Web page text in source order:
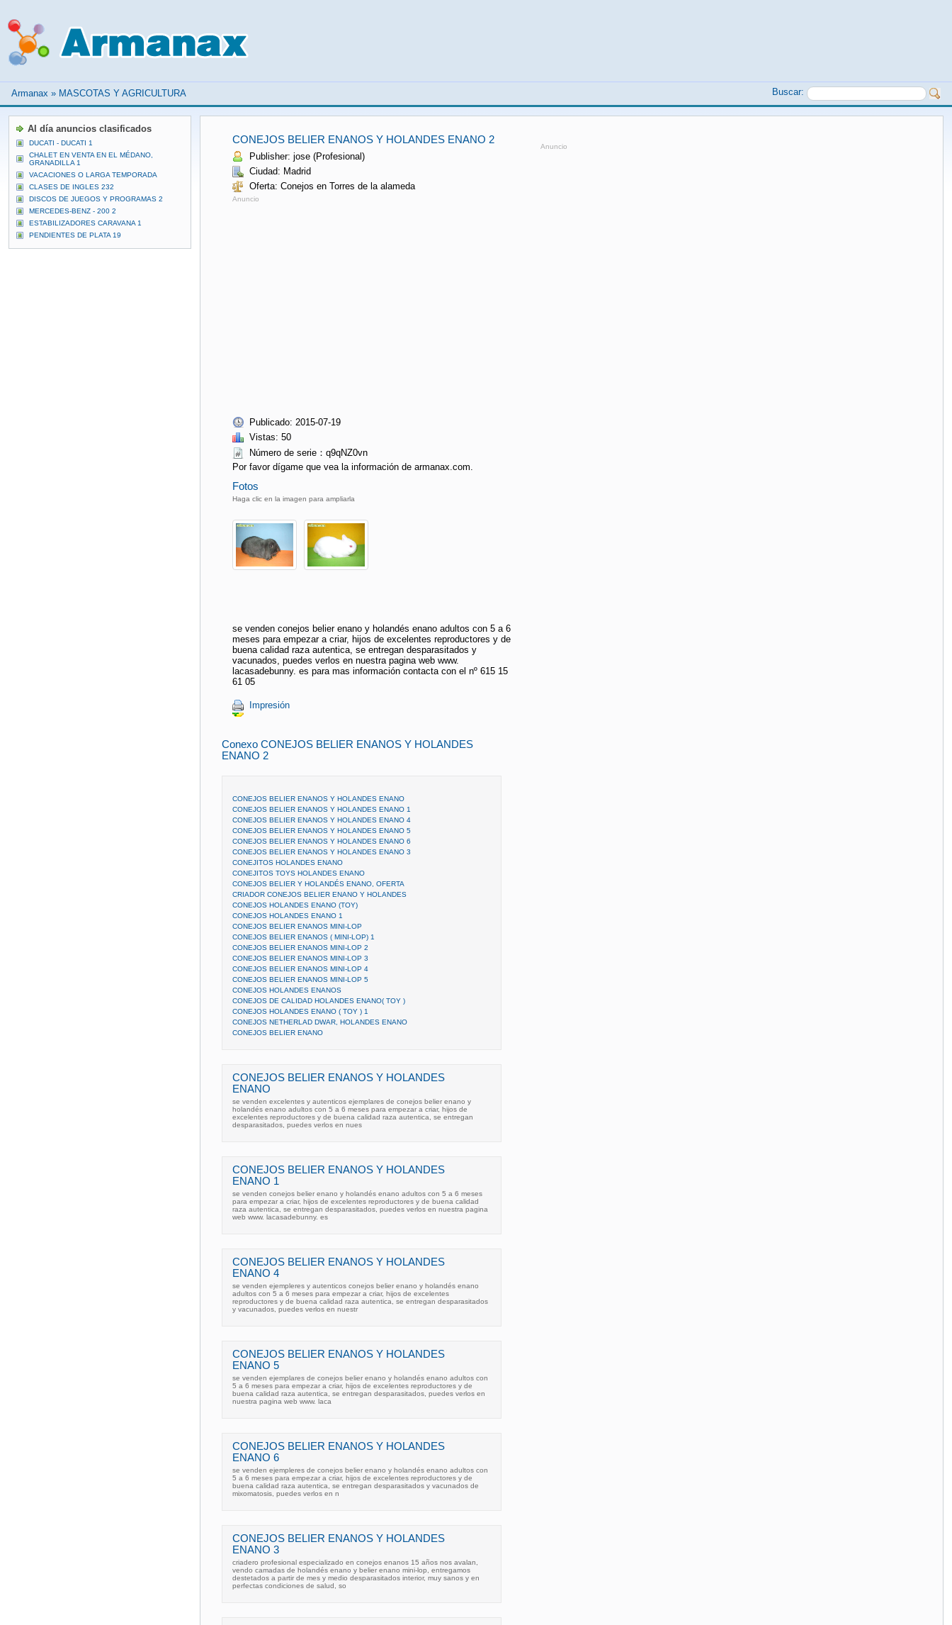
Armanax » MASCOTAS Y AGRICULTURA Buscar:
CONEJOS BELIER ENANOS Y HOLANDES ENANO 2
Publisher: jose (Profesional)
Ciudad: Madrid
Oferta: Conejos en Torres de la alameda
Anuncio
Publicado: 2015-07-19
Vistas: 50
Número de serie：q9qNZ0vn
Por favor dígame que vea la información de armanax.com.
Fotos
Haga clic en la imagen para ampliarla
se venden conejos belier enano y holandés enano adultos con 5 a 6
meses para empezar a criar, hijos de excelentes reproductores y de
buena calidad raza autentica, se entregan desparasitados y
vacunados, puedes verlos en nuestra pagina web www.
lacasadebunny. es para mas información contacta con el nº 615 15
61 05
Impresión
Anuncio
Conexo CONEJOS BELIER ENANOS Y HOLANDES
ENANO 2
CONEJOS BELIER ENANOS Y HOLANDES ENANO
CONEJOS BELIER ENANOS Y HOLANDES ENANO 1
CONEJOS BELIER ENANOS Y HOLANDES ENANO 4
CONEJOS BELIER ENANOS Y HOLANDES ENANO 5
CONEJOS BELIER ENANOS Y HOLANDES ENANO 6
CONEJOS BELIER ENANOS Y HOLANDES ENANO 3
CONEJITOS HOLANDES ENANO
CONEJITOS TOYS HOLANDES ENANO
CONEJOS BELIER Y HOLANDÉS ENANO, OFERTA
CRIADOR CONEJOS BELIER ENANO Y HOLANDES
CONEJOS HOLANDES ENANO (TOY)
CONEJOS HOLANDES ENANO 1
CONEJOS BELIER ENANOS MINI-LOP
CONEJOS BELIER ENANOS ( MINI-LOP) 1
CONEJOS BELIER ENANOS MINI-LOP 2
CONEJOS BELIER ENANOS MINI-LOP 3
CONEJOS BELIER ENANOS MINI-LOP 4
CONEJOS BELIER ENANOS MINI-LOP 5
CONEJOS HOLANDES ENANOS
CONEJOS DE CALIDAD HOLANDES ENANO( TOY )
CONEJOS HOLANDES ENANO ( TOY ) 1
CONEJOS NETHERLAD DWAR, HOLANDES ENANO
CONEJOS BELIER ENANO
CONEJOS BELIER ENANOS Y HOLANDES
ENANO
se venden excelentes y autenticos ejemplares de conejos belier enano y
holandés enano adultos con 5 a 6 meses para empezar a criar, hijos de
excelentes reproductores y de buena calidad raza autentica, se entregan
desparasitados, puedes verlos en nues
CONEJOS BELIER ENANOS Y HOLANDES
ENANO 1
se venden conejos belier enano y holandés enano adultos con 5 a 6 meses
para empezar a criar, hijos de excelentes reproductores y de buena calidad
raza autentica, se entregan desparasitados, puedes verlos en nuestra pagina
web www. lacasadebunny. es
CONEJOS BELIER ENANOS Y HOLANDES
ENANO 4
se venden ejempleres y autenticos conejos belier enano y holandés enano
adultos con 5 a 6 meses para empezar a criar, hijos de excelentes
reproductores y de buena calidad raza autentica, se entregan desparasitados
y vacunados, puedes verlos en nuestr
CONEJOS BELIER ENANOS Y HOLANDES
ENANO 5
se venden ejemplares de conejos belier enano y holandés enano adultos con
5 a 6 meses para empezar a criar, hijos de excelentes reproductores y de
buena calidad raza autentica, se entregan desparasitados, puedes verlos en
nuestra pagina web www. laca
CONEJOS BELIER ENANOS Y HOLANDES
ENANO 6
se venden ejempleres de conejos belier enano y holandés enano adultos con
5 a 6 meses para empezar a criar, hijos de excelentes reproductores y de
buena calidad raza autentica, se entregan desparasitados y vacunados de
mixomatosis, puedes verlos en n
CONEJOS BELIER ENANOS Y HOLANDES
ENANO 3
criadero profesional especializado en conejos enanos 15 años nos avalan,
vendo camadas de holandés enano y belier enano mini-lop, entregamos
destetados a partir de mes y medio desparasitados interior, muy sanos y en
perfectas condiciones de salud, so
Al día anuncios clasificados
DUCATI - DUCATI 1
CHALET EN VENTA EN EL MÉDANO,
GRANADILLA 1
VACACIONES O LARGA TEMPORADA
CLASES DE INGLES 232
DISCOS DE JUEGOS Y PROGRAMAS 2
MERCEDES-BENZ - 200 2
ESTABILIZADORES CARAVANA 1
PENDIENTES DE PLATA 19